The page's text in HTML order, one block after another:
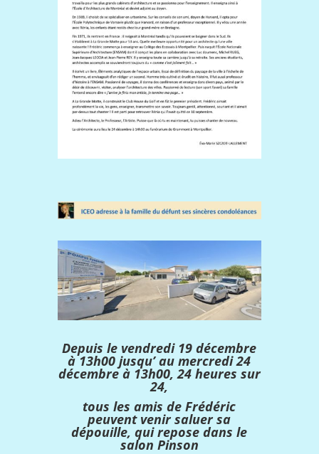
Depuis le vendredi 19 décembre
à 13h00 jusqu’ au mercredi 24
décembre à 13h00, 24 heures sur
24,
tous les amis de Frédéric
peuvent venir saluer sa
dépouille, qui repose dans le
salon Pinson